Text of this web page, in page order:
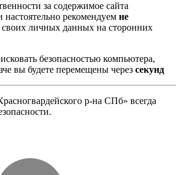
за содержимое сайта
настоятельно рекомендуем не
личных данных на сторонних
безопасностью компьютера,
вы будете перемещены через секунд
р-на СПб» всегда